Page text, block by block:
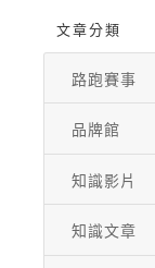
文章分類
路跑賽事
品牌館
知識影片
知識文章